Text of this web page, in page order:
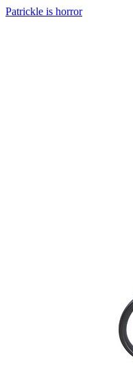
Patrickle is horror